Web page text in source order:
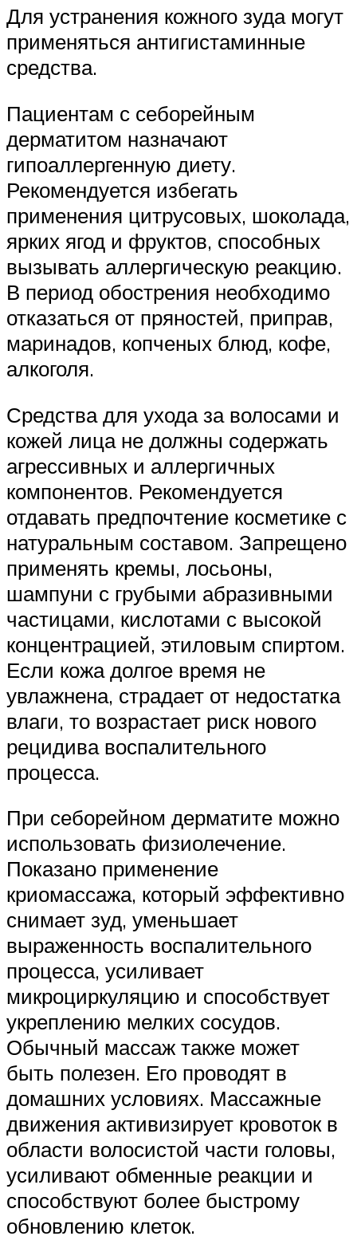
Для устранения кожного зуда могут
применяться антигистаминные
средства.
Пациентам с себорейным
дерматитом назначают
гипоаллергенную диету.
Рекомендуется избегать
применения цитрусовых, шоколада,
ярких ягод и фруктов, способных
вызывать аллергическую реакцию.
В период обострения необходимо
отказаться от пряностей, приправ,
маринадов, копченых блюд, кофе,
алкоголя.
Средства для ухода за волосами и
кожей лица не должны содержать
агрессивных и аллергичных
компонентов. Рекомендуется
отдавать предпочтение косметике с
натуральным составом. Запрещено
применять кремы, лосьоны,
шампуни с грубыми абразивными
частицами, кислотами с высокой
концентрацией, этиловым спиртом.
Если кожа долгое время не
увлажнена, страдает от недостатка
влаги, то возрастает риск нового
рецидива воспалительного
процесса.
При себорейном дерматите можно
использовать физиолечение.
Показано применение
криомассажа, который эффективно
снимает зуд, уменьшает
выраженность воспалительного
процесса, усиливает
микроциркуляцию и способствует
укреплению мелких сосудов.
Обычный массаж также может
быть полезен. Его проводят в
домашних условиях. Массажные
движения активизирует кровоток в
области волосистой части головы,
усиливают обменные реакции и
способствуют более быстрому
обновлению клеток.